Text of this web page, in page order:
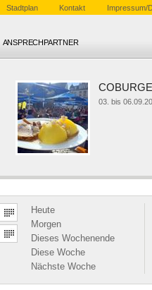
Stadtplan Kontakt Impressum/
ANSPRECHPARTNER
03. bis
Heute
Morgen
Dieses Wochenende
Diese Woche
Nächste Woche